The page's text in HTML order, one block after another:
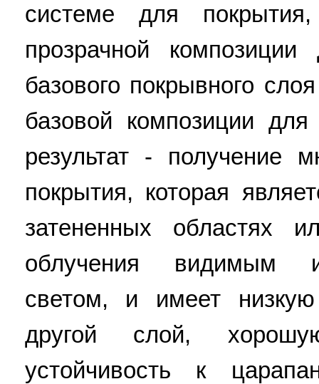
системе для
прозрачной
базового покрывного
базовой композиции
результат - получение
покрытия, которая
затененных областях
облучения видимым
светом, и имеет
другой слой,
устойчивость к